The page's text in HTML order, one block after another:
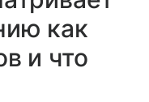
как
и что